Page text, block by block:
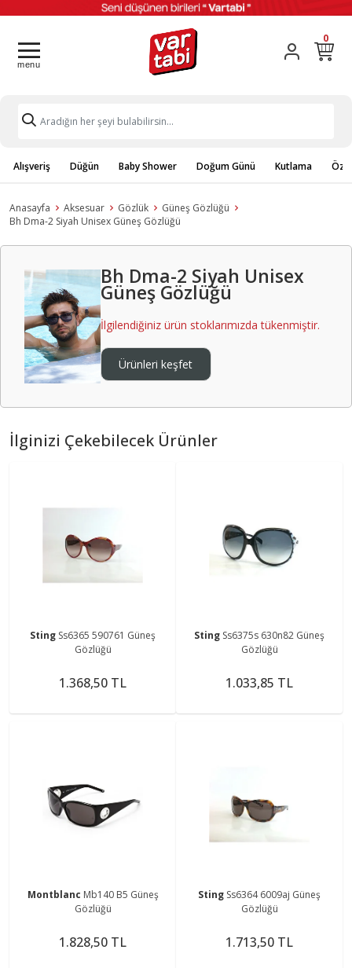
0
Alışveriş Düğün Baby Shower Doğum Günü Kutlama
Anasayfa Aksesuar Gözlük
Güneş Gözlüğü
Bh Dma-2 Siyah Unisex Güneş Gözlüğü
Bh Dma-2 Siyah Unisex
Güneş Gözlüğü
İlgilendiğiniz ürün stoklarımızda tükenmiştir.
Ürünleri keşfet
İlginizi Çekebilecek Ürünler
Sting Ss6365 590761 Güneş
Gözlüğü
1.368,50 TL
Sting Ss6375s 630n82 Güneş
Gözlüğü
1.033,85 TL
Montblanc Mb140 B5 Güneş
Gözlüğü
1.828,50 TL
Sting Ss6364 6009aj Güneş
Gözlüğü
1.713,50 TL